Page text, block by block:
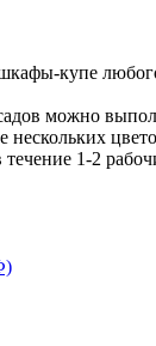
купе
можно
нескольких
течение 1-2